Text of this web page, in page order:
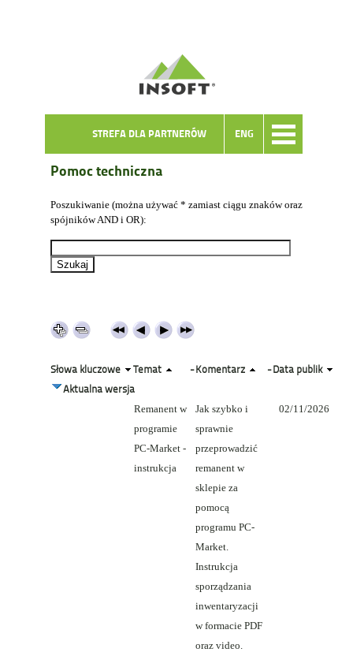
ENG
STREFA DLA PARTNERÓW
Pomoc techniczna
Poszukiwanie (można używać * zamiast ciągu znaków oraz
spójników AND i OR):
Słowa kluczowe Temat -Komentarz -Data publik
Aktualna wersja
Remanent w
programie
PC-Market -
instrukcja
Jak szybko i
sprawnie
przeprowadzić
remanent w
sklepie za
pomocą
programu PC-
Market.
Instrukcja
sporządzania
inwentaryzacji
w formacie PDF
oraz video.
02/11/2026